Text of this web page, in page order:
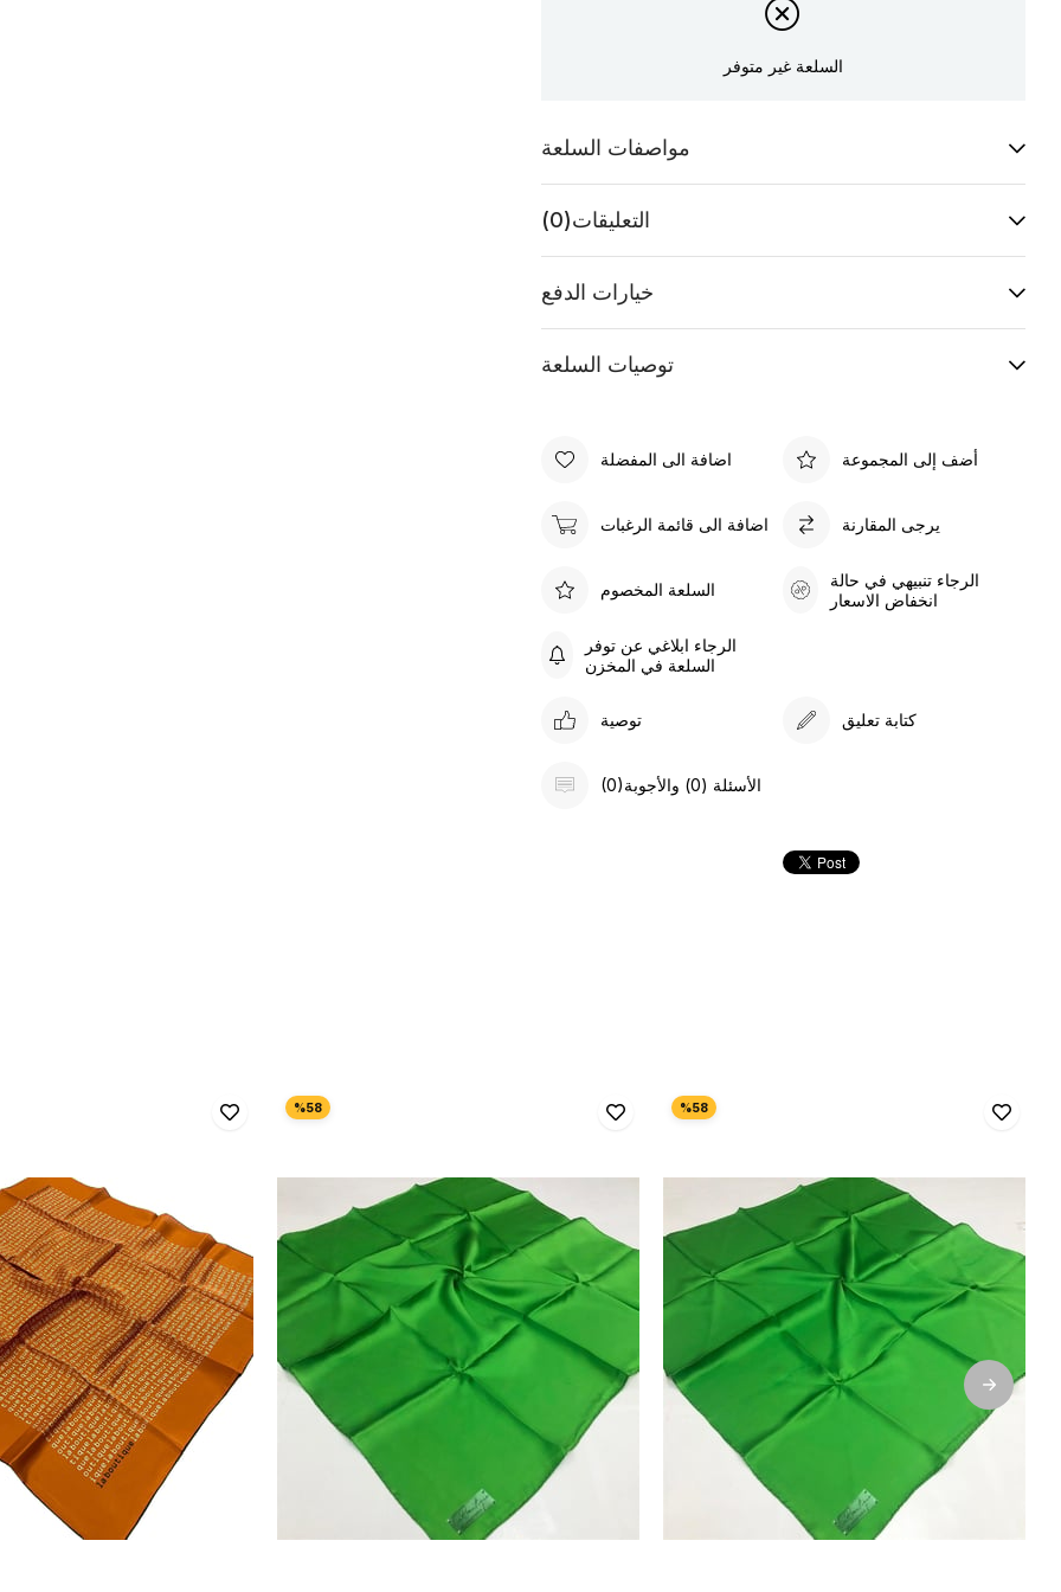
السلعة غير متوفر
مواصفات السلعة
التعليقات(0)
خيارات الدفع
توصيات السلعة
اضافة الى المفضلة أضف إلى المجموعة
اضافة الى قائمة الرغبات يرجى المقارنة
السلعة المخصوم
الرجاء تنبيهي في حالة
انخفاض الاسعار
الرجاء ابلاغي عن توفر
السلعة في المخزن
توصية كتابة تعليق
(0)الأسئلة (0) والأجوبة